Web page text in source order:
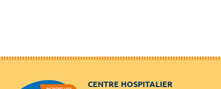
CENTRE HOSPITALIER